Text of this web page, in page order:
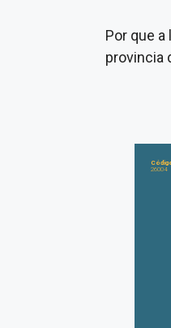
Por que
provincia
26004